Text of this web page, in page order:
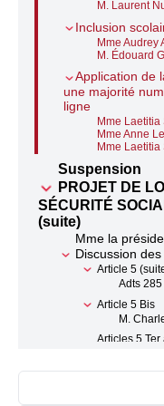
M. Laurent
Inclusion
Mme Audrey
M. Édouard
Application de
une majorité
ligne
Mme Laetitia
Mme Anne
Mme Laetitia
Suspension
PROJET DE
SÉCURITÉ
(suite)
Mme la
Discussion
Article 5
Adts
Article 5 Bis
M.
Articles 5 Ter
Article 8